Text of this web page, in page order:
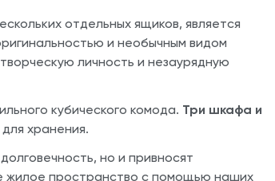
отдельных ящиков, является
и необычным видом
личность и незаурядную
кубического комода. Три шкафа и
хранения.
но и привносят
жилое пространство с помощью наших